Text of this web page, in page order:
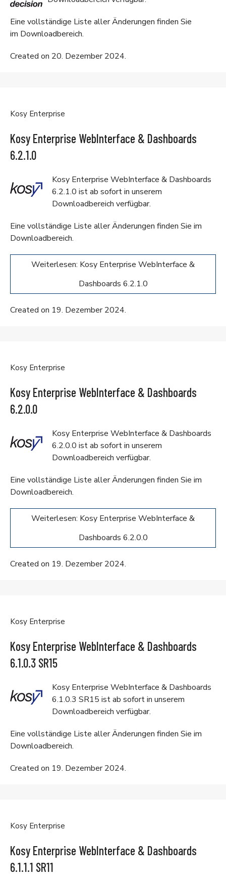
Eine vollständige Liste aller Änderungen finden Sie
im Downloadbereich.
Created on 20. Dezember 2024.
Kosy Enterprise
Kosy Enterprise WebInterface & Dashboards
6.2.1.0
Kosy Enterprise WebInterface & Dashboards
6.2.1.0 ist ab sofort in unserem
Downloadbereich verfügbar.
Eine vollständige Liste aller Änderungen finden Sie im
Downloadbereich.
Weiterlesen: Kosy Enterprise WebInterface &
Dashboards 6.2.1.0
Created on 19. Dezember 2024.
Kosy Enterprise
Kosy Enterprise WebInterface & Dashboards
6.2.0.0
Kosy Enterprise WebInterface & Dashboards
6.2.0.0 ist ab sofort in unserem
Downloadbereich verfügbar.
Eine vollständige Liste aller Änderungen finden Sie im
Downloadbereich.
Weiterlesen: Kosy Enterprise WebInterface &
Dashboards 6.2.0.0
Created on 19. Dezember 2024.
Kosy Enterprise
Kosy Enterprise WebInterface & Dashboards
6.1.0.3 SR15
Kosy Enterprise WebInterface & Dashboards
6.1.0.3 SR15 ist ab sofort in unserem
Downloadbereich verfügbar.
Eine vollständige Liste aller Änderungen finden Sie im
Downloadbereich.
Created on 19. Dezember 2024.
Kosy Enterprise
Kosy Enterprise WebInterface & Dashboards
6.1.1.1 SR11